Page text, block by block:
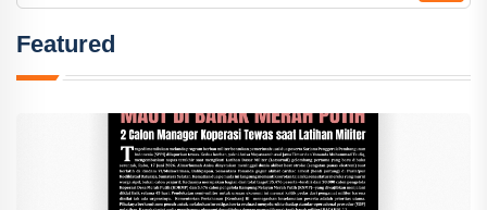
Featured